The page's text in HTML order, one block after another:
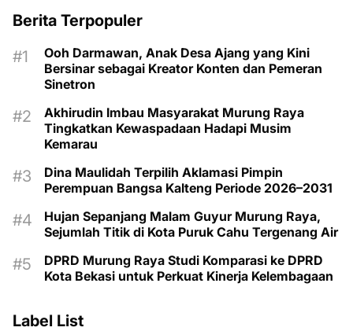
Berita Terpopuler
Ooh Darmawan, Anak Desa Ajang yang Kini
Bersinar sebagai Kreator Konten dan Pemeran
Sinetron
Akhirudin Imbau Masyarakat Murung Raya
Tingkatkan Kewaspadaan Hadapi Musim
Kemarau
Dina Maulidah Terpilih Aklamasi Pimpin
Perempuan Bangsa Kalteng Periode 2026–2031
Hujan Sepanjang Malam Guyur Murung Raya,
Sejumlah Titik di Kota Puruk Cahu Tergenang Air
DPRD Murung Raya Studi Komparasi ke DPRD
Kota Bekasi untuk Perkuat Kinerja Kelembagaan
Label List